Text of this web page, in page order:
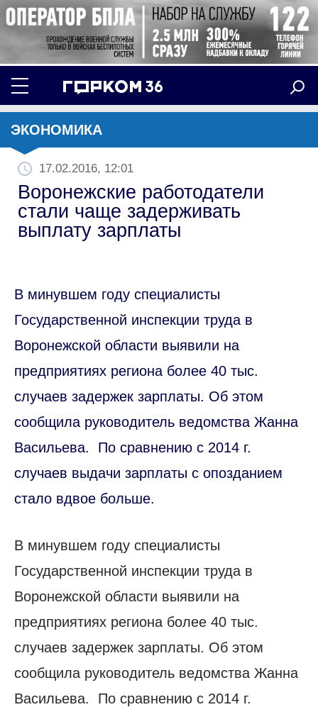
ЭКОНОМИКА
17.02.2016, 12:01
Воронежские работодатели
стали чаще задерживать
выплату зарплаты
В минувшем году специалисты
Государственной инспекции труда в
Воронежской области выявили на
предприятиях региона более 40 тыс.
случаев задержек зарплаты. Об этом
сообщила руководитель ведомства Жанна
Васильева. По сравнению с 2014 г.
случаев выдачи зарплаты с опозданием
стало вдвое больше.
В минувшем году специалисты
Государственной инспекции труда в
Воронежской области выявили на
предприятиях региона более 40 тыс.
случаев задержек зарплаты. Об этом
сообщила руководитель ведомства Жанна
Васильева. По сравнению с 2014 г.